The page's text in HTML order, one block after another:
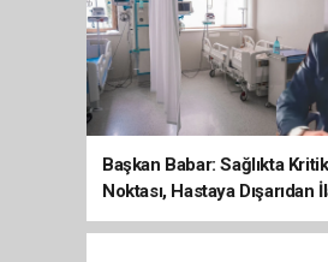
Başkan Babar: Sağlıkta
Noktası, Hastaya Dışarıdan
Sona Erdi